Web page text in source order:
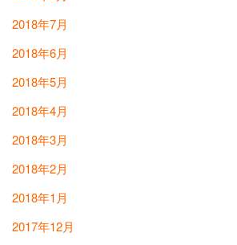
2018年7月
2018年6月
2018年5月
2018年4月
2018年3月
2018年2月
2018年1月
2017年12月